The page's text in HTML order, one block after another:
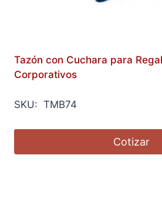
Tazón con Cuchara para
Corporativos
SKU: TMB74
Cotizar